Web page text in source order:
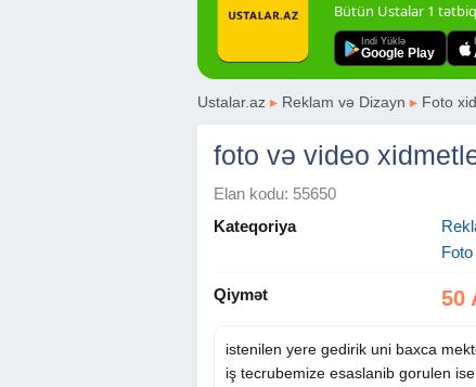
Bütün Ustalar 1
Indi Yüklə
Google Play
Ustalar.az ▸ Reklam və Dizayn ▸ Foto
foto və video
Elan kodu: 55650
Kateqoriya
Qiymət 50
istenilen yere gedirik uni baxca
iş tecrubemize esaslanib gorulen